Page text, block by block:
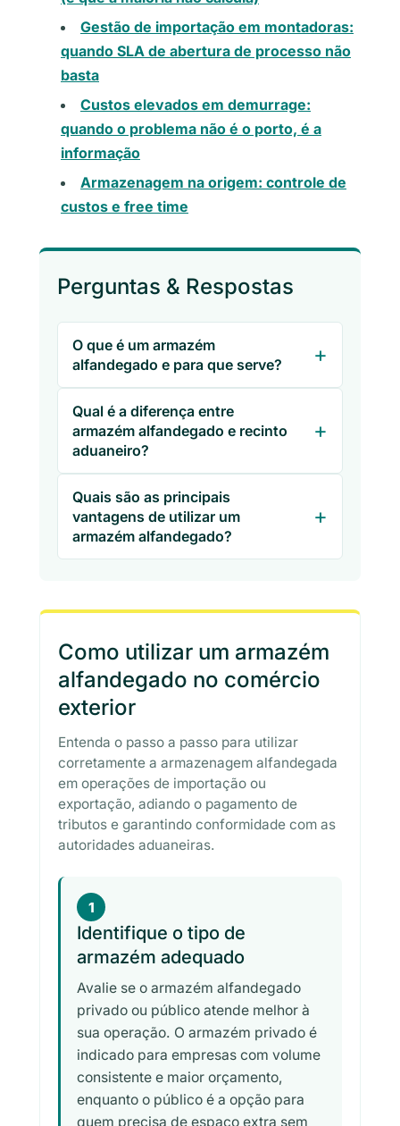
Gestão de importação em montadoras:
quando SLA de abertura de processo não
basta
Custos elevados em demurrage:
quando o problema não é o porto, é a
informação
Armazenagem na origem: controle de
custos e free time
Perguntas & Respostas
O que é um armazém
alfandegado e para que serve?
Qual é a diferença entre
armazém alfandegado e recinto
aduaneiro?
Quais são as principais
vantagens de utilizar um
armazém alfandegado?
Como utilizar um armazém
alfandegado no comércio
exterior
Entenda o passo a passo para utilizar
corretamente a armazenagem alfandegada
em operações de importação ou
exportação, adiando o pagamento de
tributos e garantindo conformidade com as
autoridades aduaneiras.
1
Identifique o tipo de
armazém adequado
Avalie se o armazém alfandegado
privado ou público atende melhor à
sua operação. O armazém privado é
indicado para empresas com volume
consistente e maior orçamento,
enquanto o público é a opção para
quem precisa de espaço extra sem